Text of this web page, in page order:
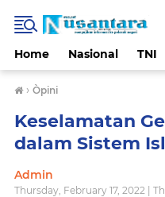
Home Nasional TNI
› Òpini
Keselamatan
dalam Sistem
Admin
Thursday, February 17, 2022 |